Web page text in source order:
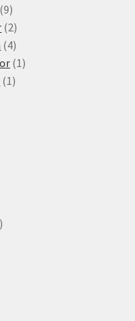
produkty
99
produktů
22
produkty
44
produkty
1 1
1 1
9